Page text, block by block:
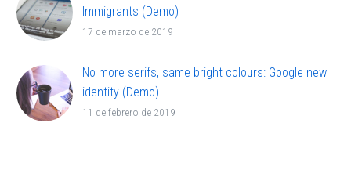
Immigrants (Demo)
Lorem ipsum dolor sit ametcon sectetur
et dolore.
17 de marzo de 2019
No more serifs, same bright colours: Google new
identity (Demo)
Lorem ipsum dolor sit ametcon sectetur
11 de febrero de 2019